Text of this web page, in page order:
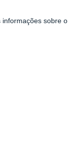
informações sobre